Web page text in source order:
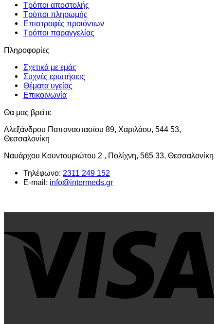
επιλογές
μπορούν
επιλεγούν
στη
σελίδα
προϊόντος
Τρόποι αποστολής
Τρόποι πληρωμής
Επιστροφές προιόντων
Τρόποι παραγγελίας
Πληροφορίες
Σχετικά με εμάς
Συχνές ερωτήσεις
Θέματα υγείας
Επικοινωνία
Θα μας βρείτε
Αλεξάνδρου Παπαναστασίου 89, Χαριλάου, 544 53,
Θεσσαλονίκη
Ναυάρχου Κουντουριώτου 2 , Πολίχνη, 565 33, Θεσσαλονίκη
Τηλέφωνο: 2311 249 152
E-mail: info@intermeds.gr